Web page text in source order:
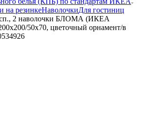
на резинкеНаволочкиДля гостиниц
сп., 2 наволочки БЛОМА (ИКЕА
50x70, цветочный орнамент/в